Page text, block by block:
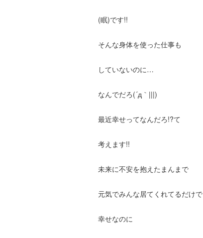
(眠)です!!
そんな身体を使った仕事も
していないのに…
なんでだろ(´д｀|||)
最近幸せってなんだろ!?て
考えます!!
未来に不安を抱えたまんまで
元気でみんな居てくれてるだけで
幸せなのに